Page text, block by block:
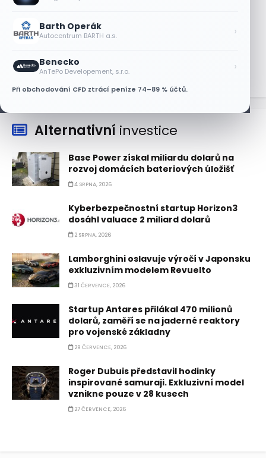
Barth Operák
Autocentrum BARTH a.s. ›
Benecko
AnTePo Developement, s.r.o. ›
Při obchodování CFD ztrácí peníze 74–89 % účtů.
Objednávky DoorDash vzrostly téměř o
28 %, akcie rostou
Alternativní investice
Base Power získal miliardu dolarů na
rozvoj domácích bateriových úložišť
4 SRPNA, 2026
Kyberbezpečnostní startup Horizon3
dosáhl valuace 2 miliard dolarů
2 SRPNA, 2026
Lamborghini oslavuje výročí v Japonsku
exkluzivním modelem Revuelto
31 ČERVENCE, 2026
Startup Antares přilákal 470 milionů
dolarů, zaměří se na jaderné reaktory
pro vojenské základny
29 ČERVENCE, 2026
Roger Dubuis představil hodinky
inspirované samuraji. Exkluzivní model
vznikne pouze v 28 kusech
27 ČERVENCE, 2026